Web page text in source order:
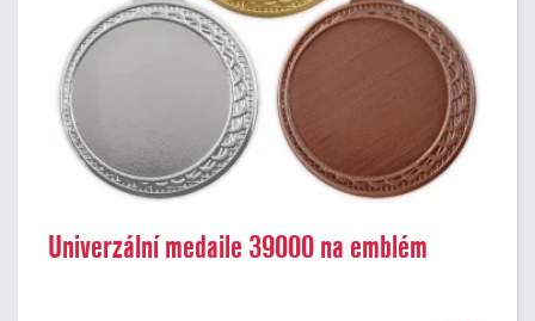
Univerzální medaile 39000 na emblém